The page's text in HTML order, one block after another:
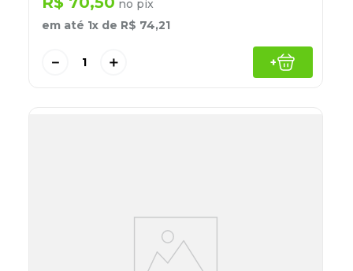
no pix
em até 1x de R$ 74,21
＋
－ +